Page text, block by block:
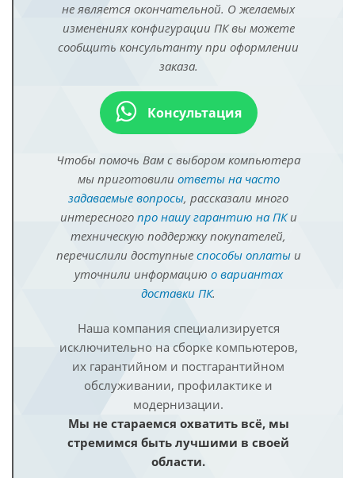
не является окончательной. О желаемых
изменениях конфигурации ПК вы можете
сообщить консультанту при оформлении
заказа.
Консультация
Чтобы помочь Вам с выбором компьютера
мы приготовили ответы на часто
задаваемые вопросы, рассказали много
интересного про нашу гарантию на ПКи
техническую поддержку покупателей,
перечислили доступные способы оплатыи
уточнили информацию о вариантах
доставки ПК.
Наша компания специализируется
исключительно на сборке компьютеров,
их гарантийном и постгарантийном
обслуживании, профилактике и
модернизации.
Мы не стараемся охватить всё, мы
стремимся быть лучшими в своей
области.